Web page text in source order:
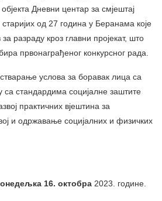
Дневни центар за смјештај
од 27 година у Беранама које
разраду кроз главни пројекат, што
првонаграђеног конкурсног рада.
услова за боравак лица са
са стандардима социјалне заштите
практичних вјештина за
и одржавање социјалних и физичких
16. октобра 2023. године.